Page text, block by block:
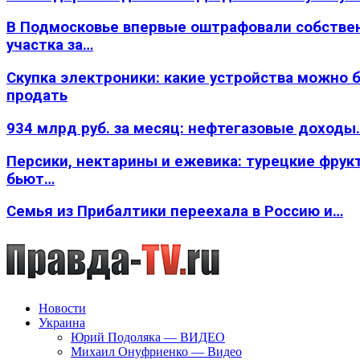
В Подмосковье впервые оштрафовали
участка за…
Скупка электроники: какие устройства можно
продать
934 млрд руб. за месяц: нефтегазовые
Персики, нектарины и ежевика: турецкие
бьют…
Семья из Прибалтики переехала в Россию и…
Новости
Украина
Юрий Подоляка — ВИДЕО
Михаил Онуфриенко — Видео